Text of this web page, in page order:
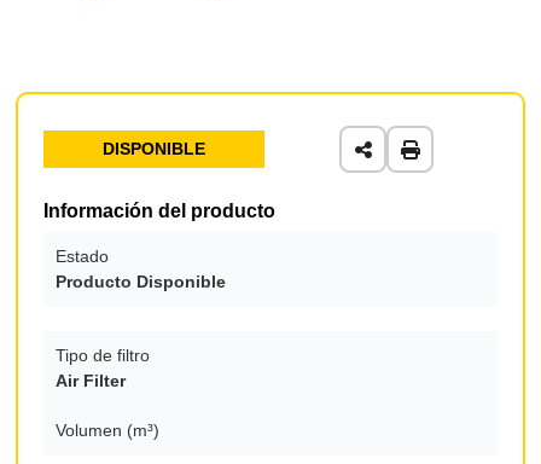
DISPONIBLE
Información del producto
Estado
Producto Disponible
Tipo de filtro
Air Filter
Volumen (m³)